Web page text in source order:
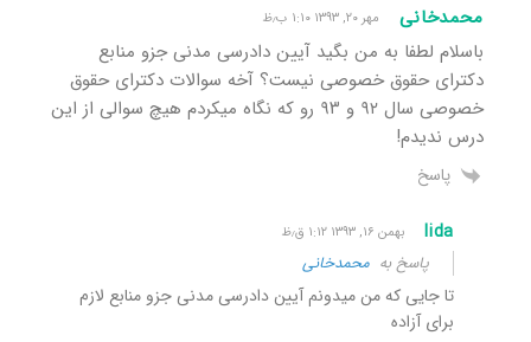
محمدخانی مهر ۲۰, ۱۳۹۳ ۱:۱۰ ب٫ظ
باسلام لطفا به من بگید آیین دادرسی مدنی جزو منابع
دکترای حقوق خصوصی نیست؟ آخه سوالات دکترای حقوق
خصوصی سال ۹۲ و ۹۳ رو که نگاه میکردم هیچ سوالی از این
درس ندیدم!
پاسخ
lida بهمن ۱۶, ۱۳۹۳ ۱:۱۲ ق٫ظ
پاسخ به محمدخانی
تا جایی که من میدونم آیین دادرسی مدنی جزو منابع لازم
برای آزاده